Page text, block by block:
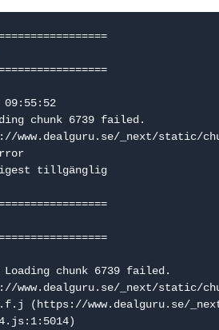
chunk 6739 failed.
www.dealguru.se/_next/static/
tillgänglig
Loading chunk 6739 failed.
www.dealguru.se/_next/static/